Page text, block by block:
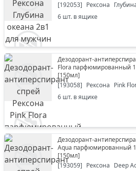
[192053] Рексона
6 шт. в ящике
Дезодорант-
Flora парфюмированный
[150мл]
[193058] Рексона Pink
6 шт. в ящике
Дезодорант-
Aqua парфюмированный
[150мл]
[193059] Рексона Deep